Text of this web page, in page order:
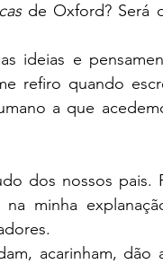
de Oxford? Será
ideias e
refiro quando
a que
dos nossos pais.
minha
acarinham,